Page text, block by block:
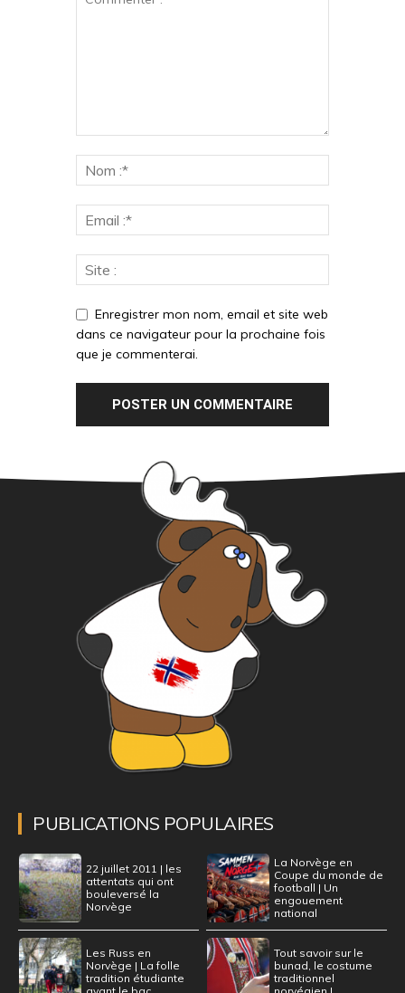
Enregistrer mon nom, email et site web
dans ce navigateur pour la prochaine fois
que je commenterai.
PUBLICATIONS POPULAIRES
22 juillet 2011 | les
attentats qui ont
bouleversé la
Norvège
La Norvège en
Coupe du monde de
football | Un
engouement
national
Les Russ en
Norvège | La folle
tradition étudiante
Tout savoir sur le
bunad, le costume
traditionnel